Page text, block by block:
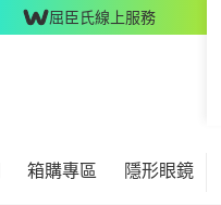
屈臣氏線上服務
箱購專區 隱形眼鏡